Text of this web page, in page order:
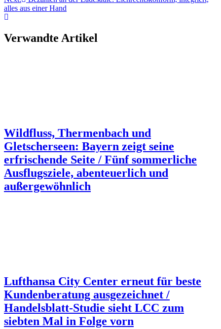
alles aus einer Hand
Verwandte Artikel
Wildfluss, Thermenbach und
Gletscherseen: Bayern zeigt seine
erfrischende Seite / Fünf sommerliche
Ausflugsziele, abenteuerlich und
außergewöhnlich
Lufthansa City Center erneut für beste
Kundenberatung ausgezeichnet /
Handelsblatt-Studie sieht LCC zum
siebten Mal in Folge vorn